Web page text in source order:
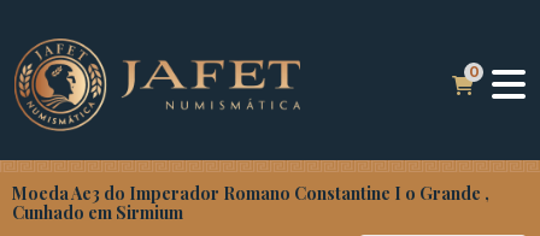
Moeda Ae3 do Imperador Romano Constantine I o Grande ,
Cunhado em Sirmium